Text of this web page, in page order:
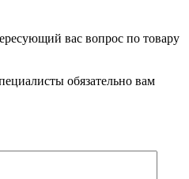
вас вопрос по товару
обязательно вам